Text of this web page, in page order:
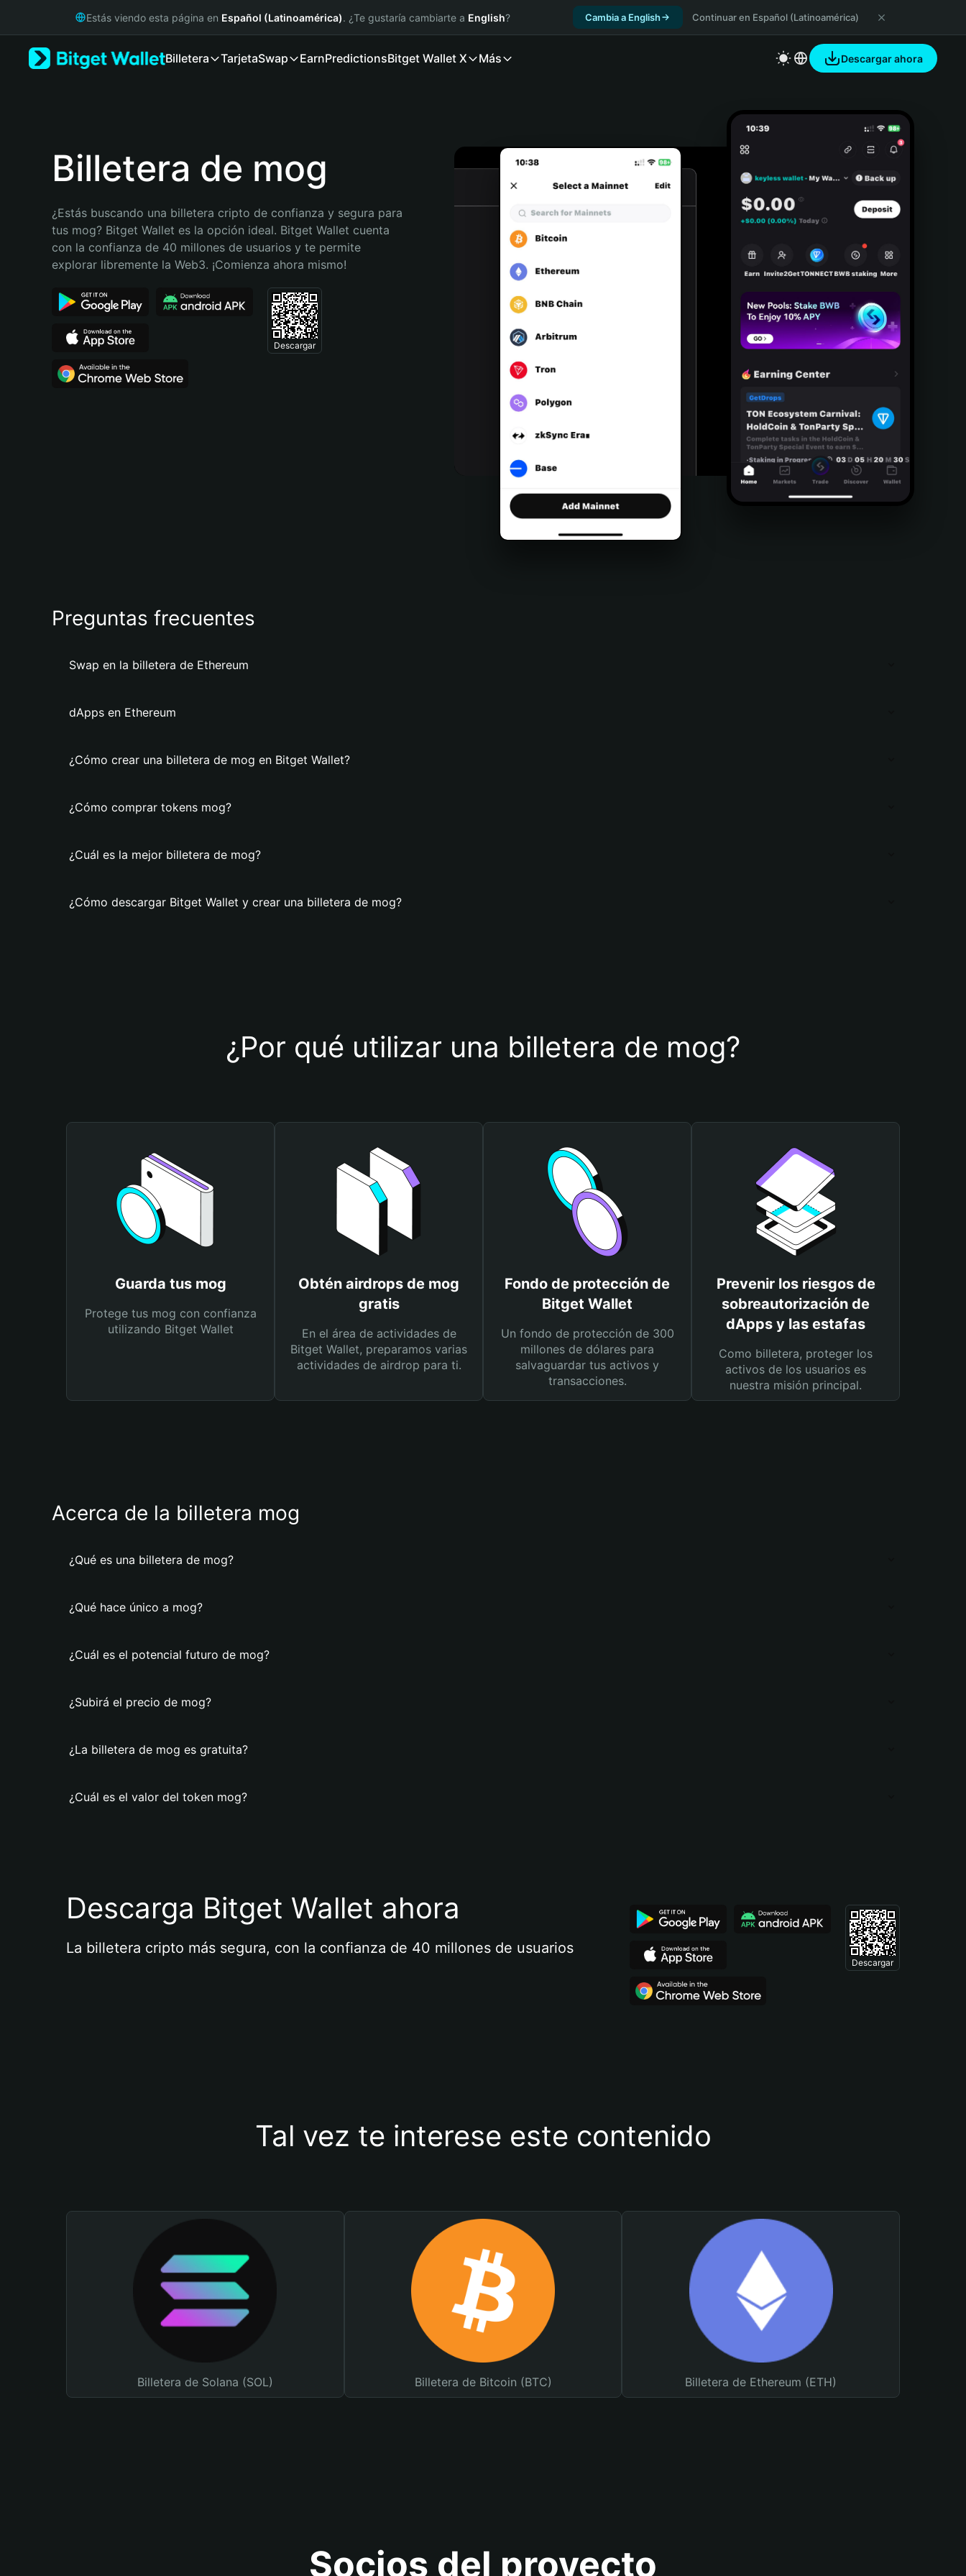
Русский
Bahasa Indonesia
Português (Brasil)
Estás viendo esta página en Español (Latinoamérica). ¿Te gustaría cambiarte a English? Cambia a English Continuar en Español (Latinoamérica)
Billetera TarjetaSwap EarnPredictionsBitget Wallet X Más Descargar ahora
Billetera de mog
¿Estás buscando una billetera cripto de confianza y segura para
tus mog? Bitget Wallet es la opción ideal. Bitget Wallet cuenta
con la confianza de 40 millones de usuarios y te permite
explorar libremente la Web3. ¡Comienza ahora mismo!
Descargar
Preguntas frecuentes
Swap en la billetera de Ethereum
dApps en Ethereum
¿Cómo crear una billetera de mog en Bitget Wallet?
¿Cómo comprar tokens mog?
¿Cuál es la mejor billetera de mog?
¿Cómo descargar Bitget Wallet y crear una billetera de mog?
¿Por qué utilizar una billetera de mog?
Guarda tus mog
Protege tus mog con confianza
utilizando Bitget Wallet
Obtén airdrops de mog
gratis
En el área de actividades de
Bitget Wallet, preparamos varias
actividades de airdrop para ti.
Fondo de protección de
Bitget Wallet
Un fondo de protección de 300
millones de dólares para
salvaguardar tus activos y
transacciones.
Prevenir los riesgos de
sobreautorización de
dApps y las estafas
Como billetera, proteger los
activos de los usuarios es
nuestra misión principal.
Acerca de la billetera mog
¿Qué es una billetera de mog?
¿Qué hace único a mog?
¿Cuál es el potencial futuro de mog?
¿Subirá el precio de mog?
¿La billetera de mog es gratuita?
¿Cuál es el valor del token mog?
Descarga Bitget Wallet ahora
La billetera cripto más segura, con la confianza de 40 millones de usuarios
Descargar
Tal vez te interese este contenido
Billetera de Solana (SOL) Billetera de Bitcoin (BTC) Billetera de Ethereum (ETH)
Socios del proyecto